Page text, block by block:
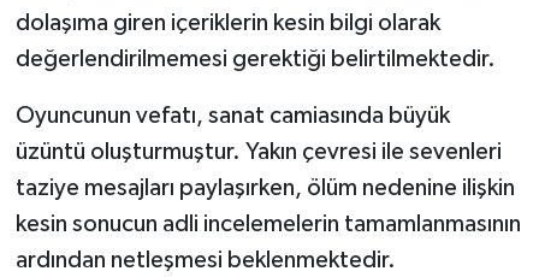
dolaşıma giren içeriklerin kesin bilgi olarak
değerlendirilmemesi gerektiği belirtilmektedir.
Oyuncunun vefatı, sanat camiasında büyük
üzüntü oluşturmuştur. Yakın çevresi ile sevenleri
taziye mesajları paylaşırken, ölüm nedenine ilişkin
kesin sonucun adli incelemelerin tamamlanmasının
ardından netleşmesi beklenmektedir.